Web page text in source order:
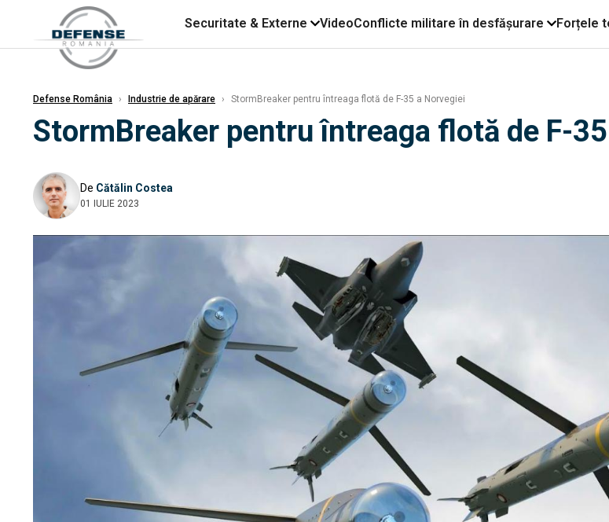
Securitate & Externe VideoConflicte militare în desfășurare Forțele
Defense România › Industrie de apărare › StormBreaker pentru întreaga flotă de F-35 a Norvegiei
StormBreaker pentru întreaga flotă de F-
De Cătălin Costea
01 IULIE 2023